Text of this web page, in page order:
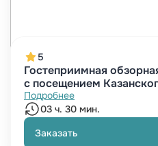
5
Гостеприимная
с посещением
Подробнее
03 ч. 30 мин.
Заказать